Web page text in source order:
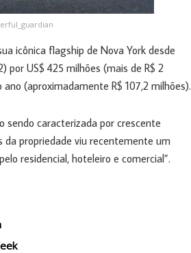
icônica flagship de Nova York desde
US$ 425 milhões (mais de R$ 2
(aproximadamente R$ 107,2 milhões).
sendo caracterizada por crescente
da propriedade viu recentemente um
residencial, hoteleiro e comercial”.